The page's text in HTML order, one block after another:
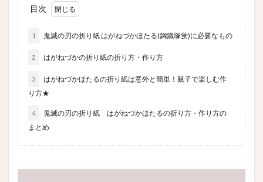
目次
1 鬼滅の刃の折り紙 はがねづかほたる(鋼鐵塚蛍)に必要なもの
2 はがねづかの折り紙の折り方・作り方
3
はがねづかほたるの折り紙は意外と簡単！親子で楽しむ作
り方★
4
鬼滅の刃の折り紙 はがねづかほたるの折り方・作り方の
まとめ